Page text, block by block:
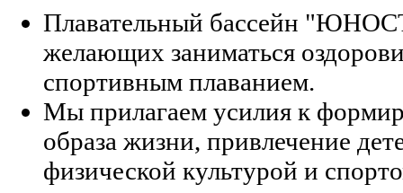
Плавательный бассейн
желающих заниматься
спортивным плаванием.
Мы прилагаем усилия к
образа жизни, привлечение
физической культурой и